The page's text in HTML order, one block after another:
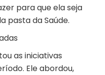
para que ela seja
pasta da Saúde.
as iniciativas
Ele abordou,